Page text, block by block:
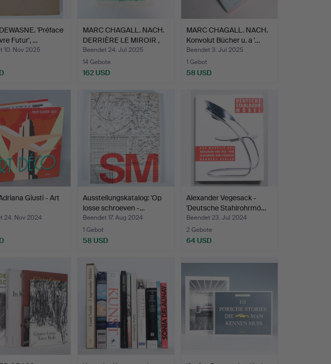
'Préface
Futur', …
10. Nov 2025
MARC CHAGALL. NACH.
DERRIÈRE LE MIROIR ,
M…
Beendet 24. Jul 2025
14 Gebote
162 USD
MARC CHAGALL. NACH.
Konvolut Bücher u. a '…
Beendet 3. Jul 2025
1 Gebot
58 USD
Giusti - Art
24. Nov 2024
Ausstellungskatalog: 'Op
losse schroeven -…
Beendet 17. Aug 2024
1 Gebot
58 USD
Alexander Vegesack -
'Deutsche Stahlrohrmö…
Beendet 23. Jul 2024
2 Gebote
64 USD